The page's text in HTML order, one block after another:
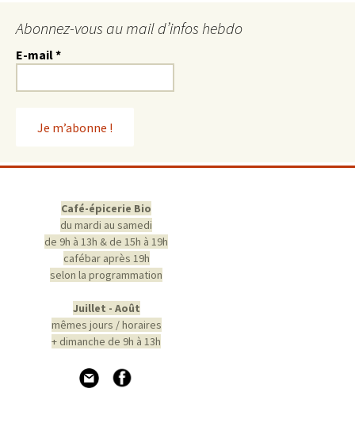
Abonnez-vous au mail d’infos hebdo
E-mail*
Café-épicerie Bio
du mardi au samedi
de 9h à 13h & de 15h à 19h
cafébar après 19h
selon la programmation
Juillet - Août
mêmes jours / horaires
+ dimanche de 9h à 13h